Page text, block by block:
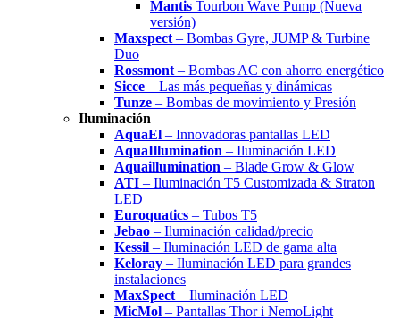
Mantis Tourbon Wave Pump (Nueva
versión)
Maxspect – Bombas Gyre, JUMP & Turbine
Duo
Rossmont – Bombas AC con ahorro energético
Sicce – Las más pequeñas y dinámicas
Tunze – Bombas de movimiento y Presión
Iluminación
AquaEl – Innovadoras pantallas LED
AquaIllumination – Iluminación LED
Aquaillumination – Blade Grow & Glow
ATI – Iluminación T5 Customizada & Straton
LED
Euroquatics – Tubos T5
Jebao – Iluminación calidad/precio
Kessil – Iluminación LED de gama alta
Keloray – Iluminación LED para grandes
instalaciones
MaxSpect – Iluminación LED
MicMol – Pantallas Thor i NemoLight